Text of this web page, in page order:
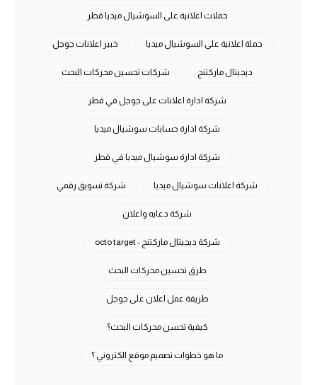
حملات اعلانية على السوشيال ميديا قطر
حملة اعلانية على السوشيال ميديا خبير اعلانات جوجل
ديجيتال ماركتنج شركات تحسين محركات البحث
شركة ادارة اعلانات على جوجل في قطر
شركة ادارة حسابات سوشيال ميديا
شركة ادارة سوشيال ميديا في قطر
شركة اعلانات سوشيال ميديا شركة تسويق رقمي
شركة دعايه واعلان
شركة ديجيتال ماركتنج - octo target
طرق تحسين محركات البحث
طريقة عمل اعلان على جوجل
كيفية تحسن محركات البحث؟
ما هو خطوات تصميم موقع الكتروني ؟